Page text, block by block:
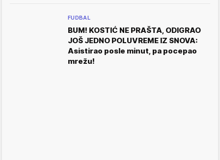
FUDBAL
BUM! KOSTIĆ NE PRAŠTA, ODIGRAO
JOŠ JEDNO POLUVREME IZ SNOVA:
Asistirao posle minut, pa pocepao
mrežu!